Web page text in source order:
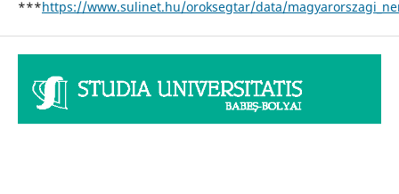
***https://www.sulinet.hu/oroksegtar/data/